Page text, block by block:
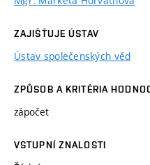
ZAJIŠŤUJE ÚSTAV
Ústav společenských věd
ZPŮSOB A KRITÉRIA
zápočet
VSTUPNÍ ZNALOSTI